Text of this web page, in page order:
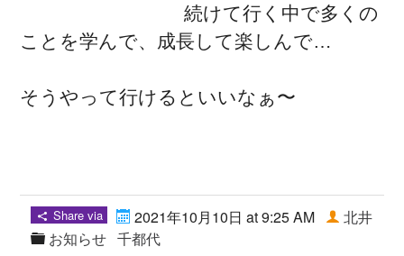
続けて行く中で多くの
ことを学んで、成長して楽しんで…
そうやって行けるといいなぁ〜
Share via
2021年10月10日 at 9:25 AM
お知らせ
北井
千都代